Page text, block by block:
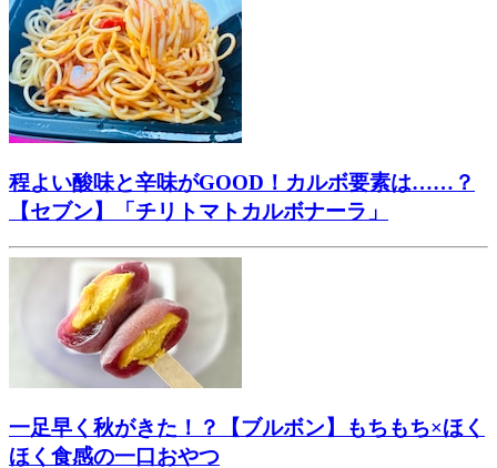
程よい酸味と辛味がGOOD！カルボ要素は……？
【セブン】「チリトマトカルボナーラ」
一足早く秋がきた！？【ブルボン】もちもち×ほく
ほく食感の一口おやつ